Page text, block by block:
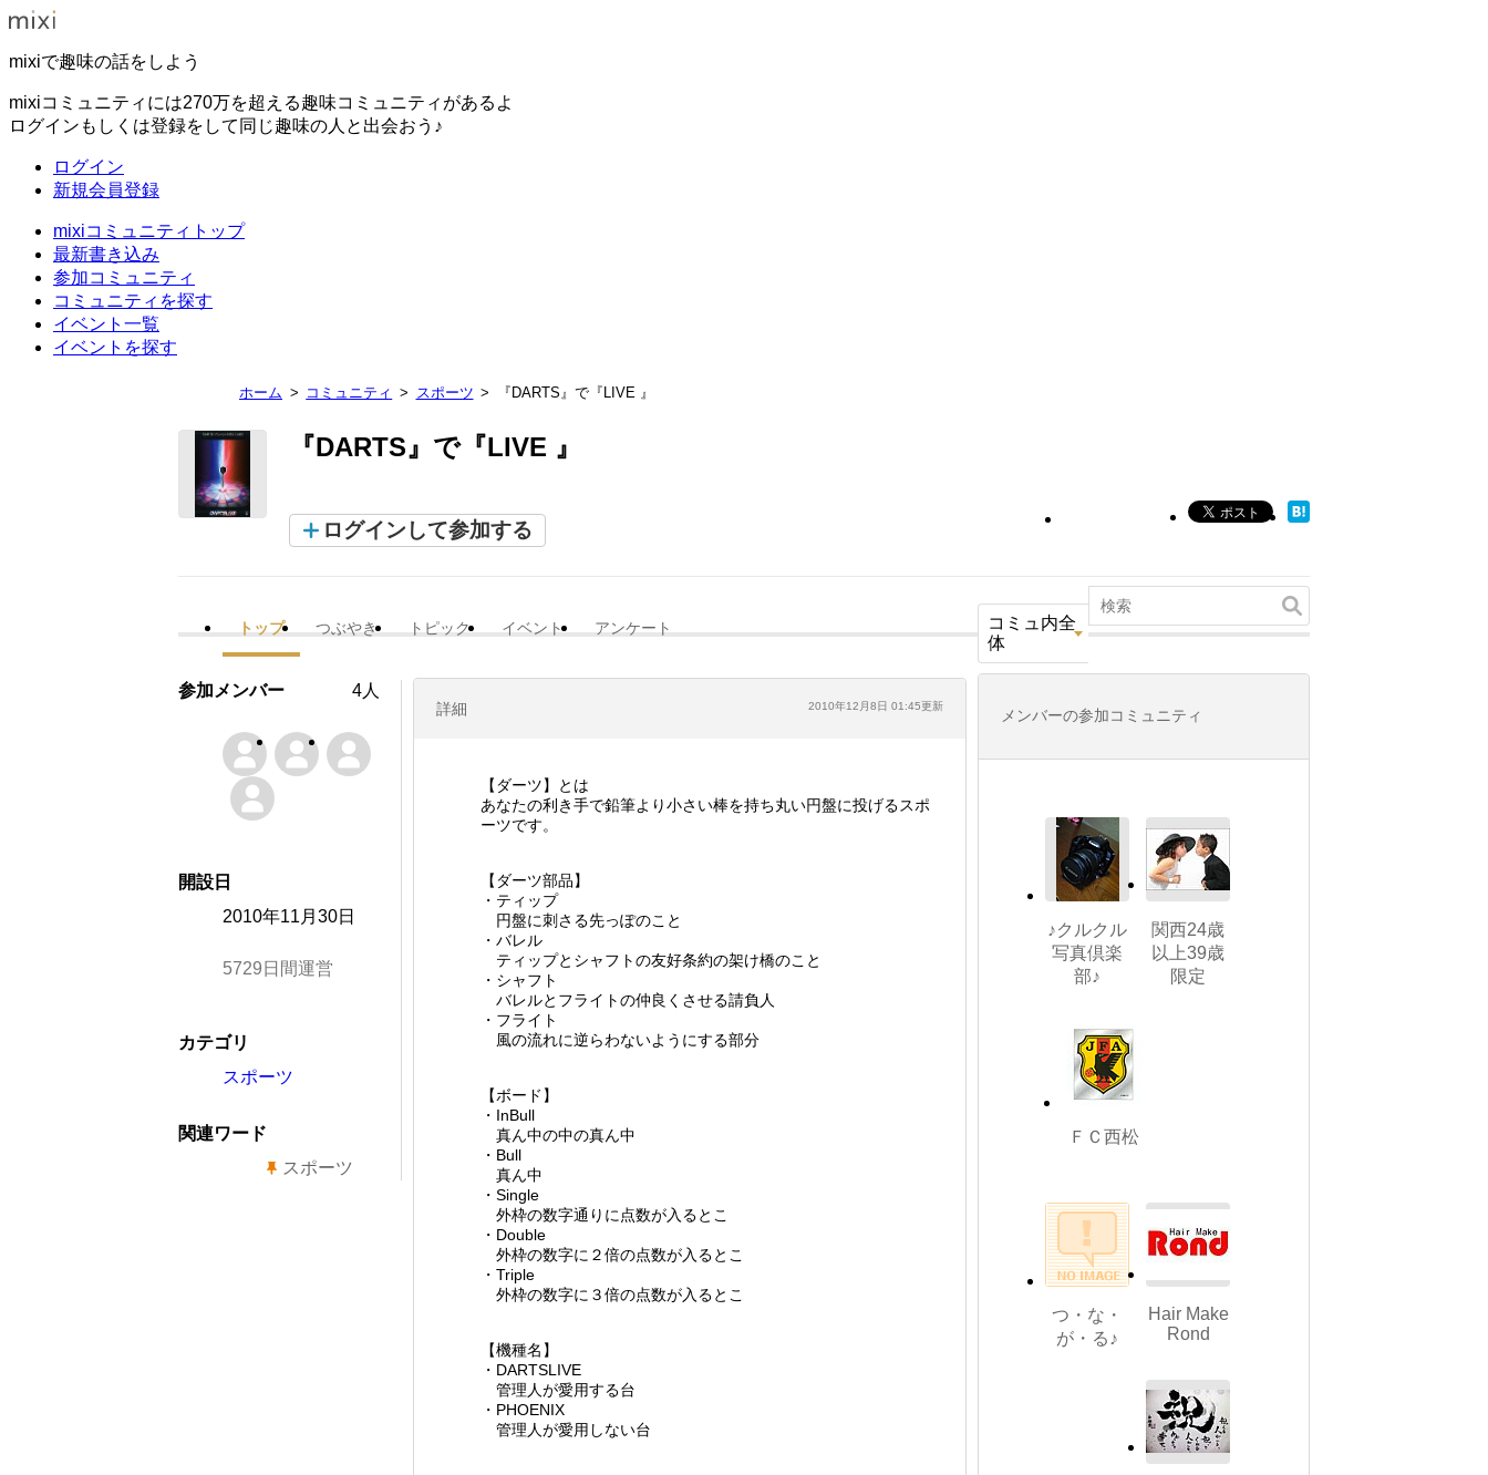
mixiで趣味の話をしよう
mixiコミュニティには270万を超える趣味コミュニティがあるよ
ログインもしくは登録をして同じ趣味の人と出会おう♪
ログイン
新規会員登録
mixiコミュニティトップ
最新書き込み
参加コミュニティ
コミュニティを探す
イベント一覧
イベントを探す
ホーム コミュニティ スポーツ 『DARTS』で『LIVE 』
『DARTS』で『LIVE 』
ログインして参加する
トップ つぶやき トピック イベント アンケート
コミュ内全
体
詳細 2010年12月8日 01:45更新
【ダーツ】とは
あなたの利き手で鉛筆より小さい棒を持ち丸い円盤に投げるスポ
ーツです。
【ダーツ部品】
・ティップ
円盤に刺さる先っぽのこと
・バレル
ティップとシャフトの友好条約の架け橋のこと
・シャフト
バレルとフライトの仲良くさせる請負人
・フライト
風の流れに逆らわないようにする部分
【ボード】
・InBull
真ん中の中の真ん中
・Bull
真ん中
・Single
外枠の数字通りに点数が入るとこ
・Double
外枠の数字に２倍の点数が入るとこ
・Triple
外枠の数字に３倍の点数が入るとこ
【機種名】
・DARTSLIVE
管理人が愛用する台
・PHOENIX
管理人が愛用しない台
参加メンバー 4人
開設日
2010年11月30日
5729日間運営
カテゴリ
スポーツ
関連ワード
スポーツ
メンバーの参加コミュニティ
♪クルクル
写真倶楽
部♪
関西24歳
以上39歳
限定
ＦＣ西松
つ・な・
が・る♪
Hair Make
Rond